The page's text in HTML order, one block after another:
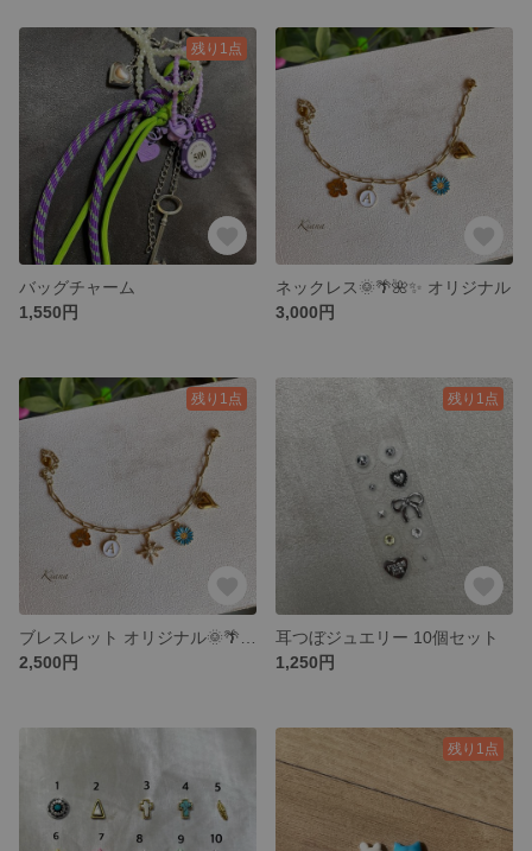
残り1点
バッグチャーム
1,550円
ネックレス🌞🌴🌺✨ オリジナル
3,000円
残り1点
2,500円
残り1点
耳つぼジュエリー 10個セット
1,250円
残り1点